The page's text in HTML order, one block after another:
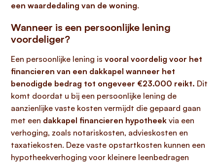
een waardedaling van de woning.
Wanneer is een persoonlijke lening
voordeliger?
Een persoonlijke lening is vooral voordelig voor het
financieren van een dakkapel wanneer het
benodigde bedrag tot ongeveer €23.000 reikt. Dit
komt doordat u bij een persoonlijke lening de
aanzienlijke vaste kosten vermijdt die gepaard gaan
met een dakkapel financieren hypotheek via een
verhoging, zoals notariskosten, advieskosten en
taxatiekosten. Deze vaste opstartkosten kunnen een
hypotheekverhoging voor kleinere leenbedragen